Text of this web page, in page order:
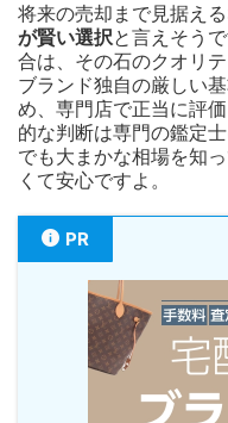
将来の売却まで見据え
が賢い選択と言えそう
合は、その石のクオリ
ブランド独自の厳しい
め、専門店で正当に評
的な判断は専門の鑑定
でも大まかな相場を知
くて安心ですよ。
PR